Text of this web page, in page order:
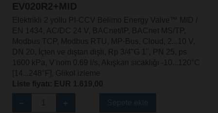
EV020R2+MID
Elektrikli 2 yollu PI-CCV Belimo Energy Valve™ MID /
EN 1434, AC/DC 24 V, BACnet/IP, BACnet MS/TP,
Modbus TCP, Modbus RTU, MP-Bus, Cloud, 2...10 V,
DN 20, İçten ve dıştan dişli, Rp 3/4"G 1", PN 25, ps
1600 kPa, V'nom 0.69 l/s, Akışkan sıcaklığı -10...120°C
[14...248°F], Glikol izleme
Liste fiyatı: EUR 1.619,00